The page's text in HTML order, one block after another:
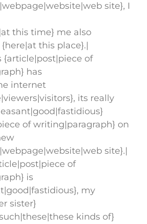
site}, I
this time} me also
this place}.|
{article|post|piece of
has
internet
its really
of writing|paragraph} on
site}.|
of
is
my
sister}
kinds of}